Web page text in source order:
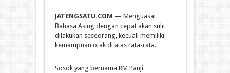
JATENGSATU.COM — Menguasai
Bahasa Asing dengan cepat akan sulit
dilakukan seseorang, kecuali memiliki
kemampuan otak di atas rata-rata.
Sosok yang bernama RM Panji